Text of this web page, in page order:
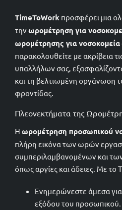
TimeToWork προσφέρει μια
τηνωρομέτρηση για
ωρομέτρησης για νοσοκομεία
παρακολουθείτε με ακρίβεια
υπαλλήλων σας,
και τη βελτιωμένη οργάνωση
φροντίδας.
Πλεονεκτήματα της
Η ωρομέτρηση προσωπικού
πλήρη εικόνα των ωρών
συμπεριλαμβανομένων και
όπως αργίες και άδειες. Με το
Ενημερώνεστε άμεσα για
εξόδου του προσωπικού.